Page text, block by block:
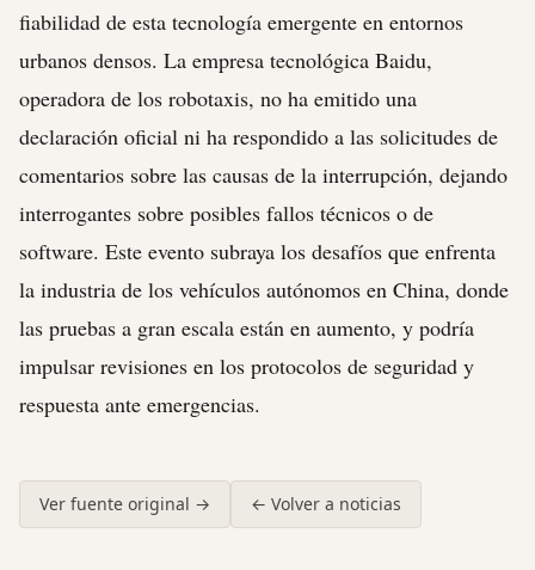
fiabilidad de esta tecnología emergente en entornos
urbanos densos. La empresa tecnológica Baidu,
operadora de los robotaxis, no ha emitido una
declaración oficial ni ha respondido a las solicitudes de
comentarios sobre las causas de la interrupción, dejando
interrogantes sobre posibles fallos técnicos o de
software. Este evento subraya los desafíos que enfrenta
la industria de los vehículos autónomos en China, donde
las pruebas a gran escala están en aumento, y podría
impulsar revisiones en los protocolos de seguridad y
respuesta ante emergencias.
Ver fuente original → ← Volver a noticias